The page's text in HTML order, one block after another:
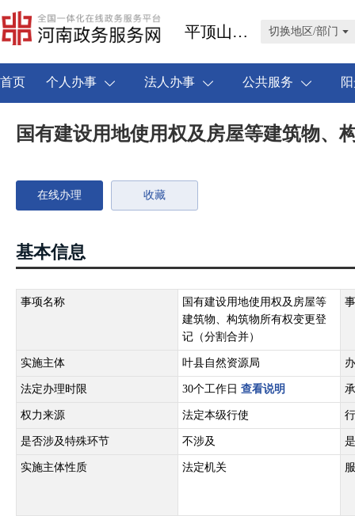
平顶山市叶县 切换地区/部门
首页 个人办事 法人办事 公共服务
国有建设用地使用权及房屋等建筑物、
在线办理 收藏
基本信息
事项名称
国有建设用地使用权及房屋等
建筑物、构筑物所有权变更登
记（分割合并）
实施主体 叶县自然资源局
法定办理时限 30个工作日 查看说明
权力来源 法定本级行使
是否涉及特殊环节 不涉及
实施主体性质 法定机关